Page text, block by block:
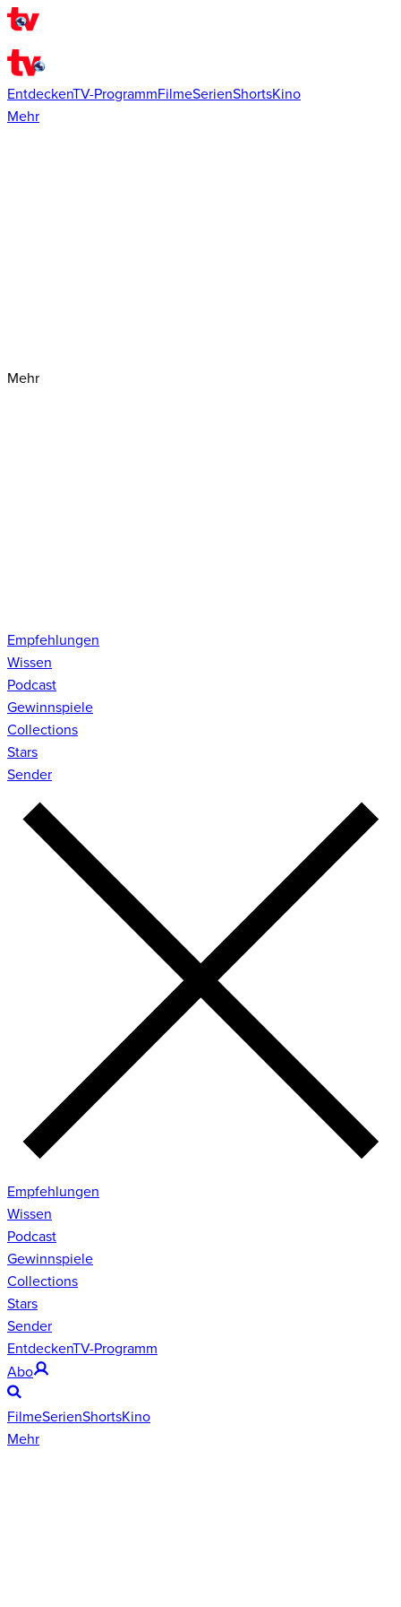
EntdeckenTV-ProgrammFilmeSerienShortsKino
Mehr
Mehr
Empfehlungen
Wissen
Podcast
Gewinnspiele
Collections
Stars
Sender
Empfehlungen
Wissen
Podcast
Gewinnspiele
Collections
Stars
Sender
EntdeckenTV-Programm
Abo
FilmeSerienShortsKino
Mehr